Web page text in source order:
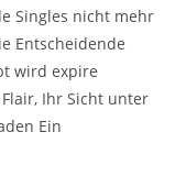
Singles nicht mehr
Entscheidende
wird expire
Ihr Sicht unter
Ein